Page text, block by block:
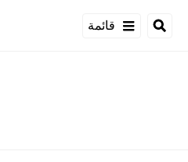
قائمة